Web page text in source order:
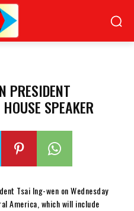
PRESIDENT
SPEAKER
Tsai Ing-wen on Wednesday
America, which will include